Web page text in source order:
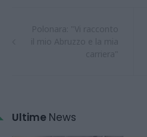
Ultime News